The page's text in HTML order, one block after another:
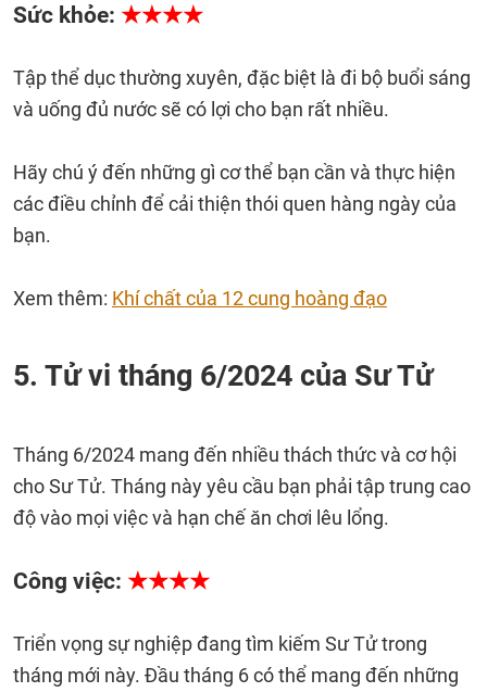
Sức khỏe: ★★★★
Tập thể dục thường xuyên, đặc biệt là đi bộ buổi sáng
và uống đủ nước sẽ có lợi cho bạn rất nhiều.
Hãy chú ý đến những gì cơ thể bạn cần và thực hiện
các điều chỉnh để cải thiện thói quen hàng ngày của
bạn.
Xem thêm: Khí chất của 12 cung hoàng đạo
5. Tử vi tháng 6/2024 của Sư Tử
Tháng 6/2024 mang đến nhiều thách thức và cơ hội
cho Sư Tử. Tháng này yêu cầu bạn phải tập trung cao
độ vào mọi việc và hạn chế ăn chơi lêu lổng.
Công việc: ★★★★
Triển vọng sự nghiệp đang tìm kiếm Sư Tử trong
tháng mới này. Đầu tháng 6 có thể mang đến những